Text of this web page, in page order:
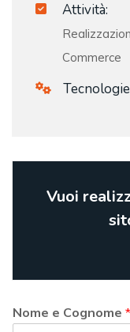
Attività:
Commerce
Vuoi
Nome e Cognome *